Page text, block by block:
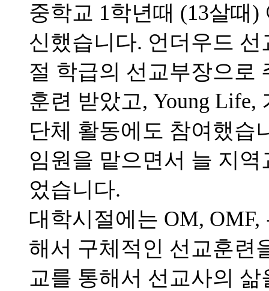
중학교 1학년때 (13살때
신했습니다. 언더우드
절 학급의 선교부장으로
훈련 받았고, Young
단체 활동에도 참여했습
임원을 맡으면서 늘 지
었습니다.
대학시절에는 OM,
해서 구체적인 선교훈련
교를 통해서 선교사의